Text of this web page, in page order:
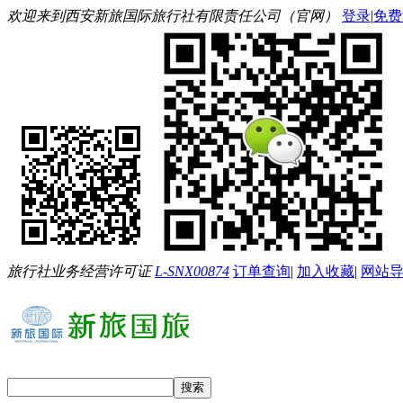
欢迎来到西安新旅国际旅行社有限责任公司（官网） 登录|免
旅行社业务经营许可证L-SNX00874 订单查询| 加入收藏| 网站